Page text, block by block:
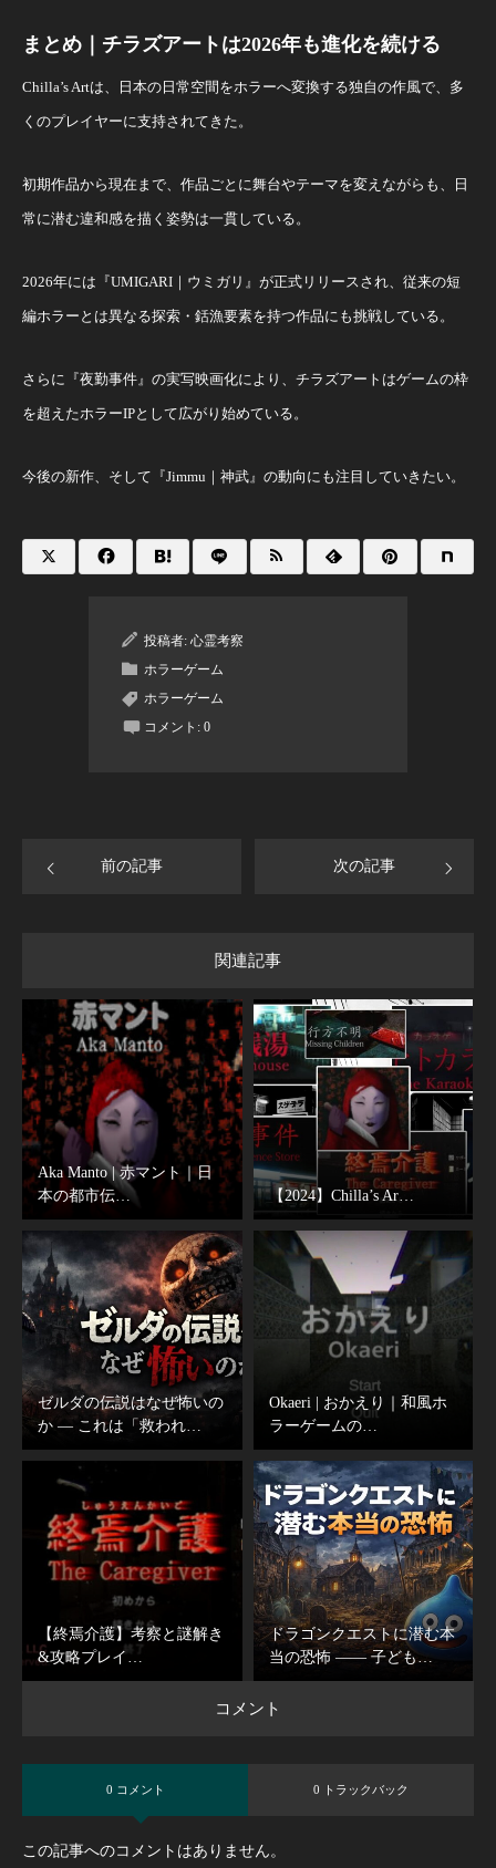
まとめ｜チラズアートは2026年も進化を続ける
Chilla’s Artは、日本の日常空間をホラーへ変換する独自の作風で、多
くのプレイヤーに支持されてきた。
初期作品から現在まで、作品ごとに舞台やテーマを変えながらも、日
常に潜む違和感を描く姿勢は一貫している。
2026年には『UMIGARI｜ウミガリ』が正式リリースされ、従来の短
編ホラーとは異なる探索・銛漁要素を持つ作品にも挑戦している。
さらに『夜勤事件』の実写映画化により、チラズアートはゲームの枠
を超えたホラーIPとして広がり始めている。
今後の新作、そして『Jimmu｜神武』の動向にも注目していきたい。
投稿者: 心霊考察
ホラーゲーム
ホラーゲーム
コメント: 0
前の記事 次の記事
関連記事
Aka Manto | 赤マント｜日
本の都市伝…
【2024】Chilla’s Ar…
ゼルダの伝説はなぜ怖いの
か ― これは「救われ…
Okaeri | おかえり｜和風ホ
ラーゲームの…
【終焉介護】考察と謎解き
&攻略プレイ…
ドラゴンクエストに潜む本
当の恐怖 ―― 子ども…
コメント
0 コメント 0 トラックバック
この記事へのコメントはありません。